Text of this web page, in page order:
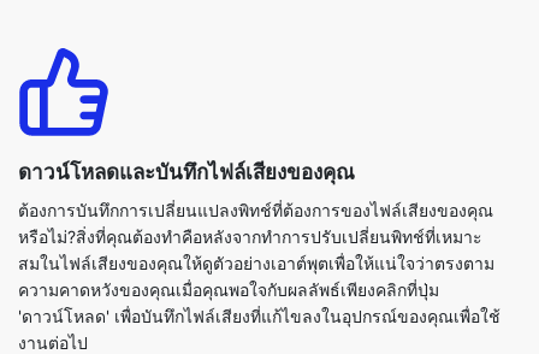
ดาวน์โหลดและบันทึกไฟล์เสียงของคุณ
ต้องการบันทึกการเปลี่ยนแปลงพิทช์ที่ต้องการของไฟล์เสียงของคุณ
หรือไม่?สิ่งที่คุณต้องทำคือหลังจากทำการปรับเปลี่ยนพิทช์ที่เหมาะ
ความคาดหวังของคุณเมื่อคุณพอใจกับผลลัพธ์เพียงคลิกที่ปุ่ม
'ดาวน์โหลด' เพื่อบันทึกไฟล์เสียงที่แก้ไขลงในอุปกรณ์ของคุณเพื่อใช้
งานต่อไป